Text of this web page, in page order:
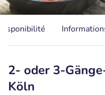
2- oder 3-
Köln